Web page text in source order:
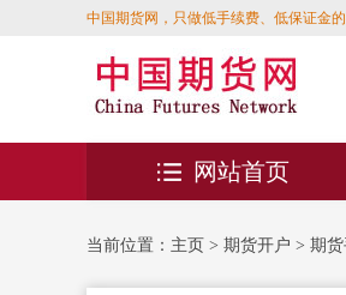
中国期货网，只做低手续费、低保证金
网站首页
当前位置： 主页 > 期货开户 > 期